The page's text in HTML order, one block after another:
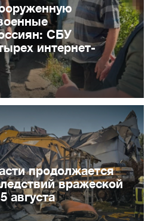
СБУ
интернет-
продолжается
вражеской
августа